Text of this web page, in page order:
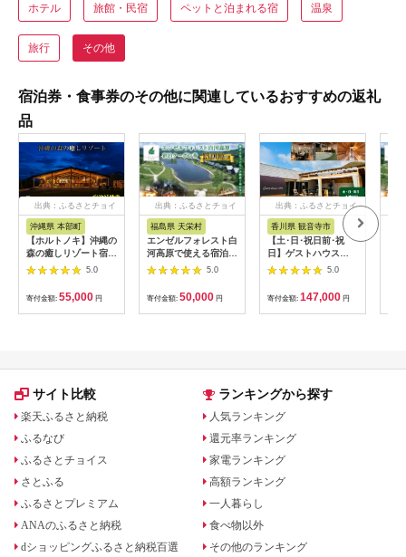
ホテル 旅館・民宿 ペットと泊まれる宿 温泉
旅行 その他
宿泊券・食事券のその他に関連しているおすすめの返礼
品
出典：ふるさとチョイ
沖縄県 本部町
【ホルトノキ】沖縄の
森の癒しリゾート宿泊
補助券（１万５千円
5.0
寄付金額: 55,000 円
出典：ふるさとチョイ
福島県 天栄村
エンゼルフォレスト白
河高原で使える宿泊ク
ーポン券（15000円相
サウナ グランピング
キャンプ スパ ドッグ
ラン F21T-098
5.0
寄付金額: 50,000 円
出典：ふるさとチョイ
香川県 観音寺市
【土･日･祝日前･祝
日】ゲストハウス
ONE宿泊券 3名様1
5.0
寄付金額: 147,000 円
サイト比較
楽天ふるさと納税
ふるなび
ふるさとチョイス
さとふる
ふるさとプレミアム
ANAのふるさと納税
dショッピングふるさと納税百選
ランキングから探す
人気ランキング
還元率ランキング
家電ランキング
高額ランキング
一人暮らし
食べ物以外
その他のランキング